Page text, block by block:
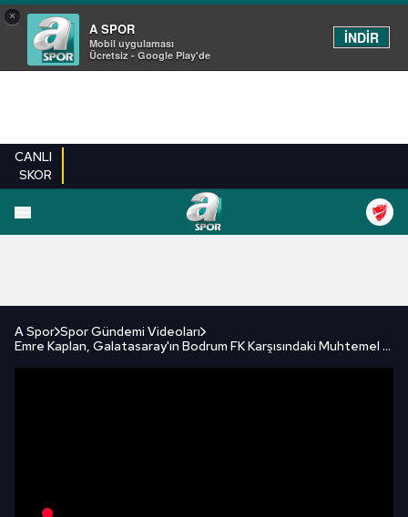
×
A SPOR
Mobil uygulaması
Ücretsiz - Google Play'de
İNDİR
CANLI
SKOR
FUTBOL
A Spor Spor Gündemi Videoları
Emre Kaplan, Galatasaray'ın Bodrum FK Karşısındaki Muhtemel 11'ini Aktardı! / A Spor / Spor Gündemi